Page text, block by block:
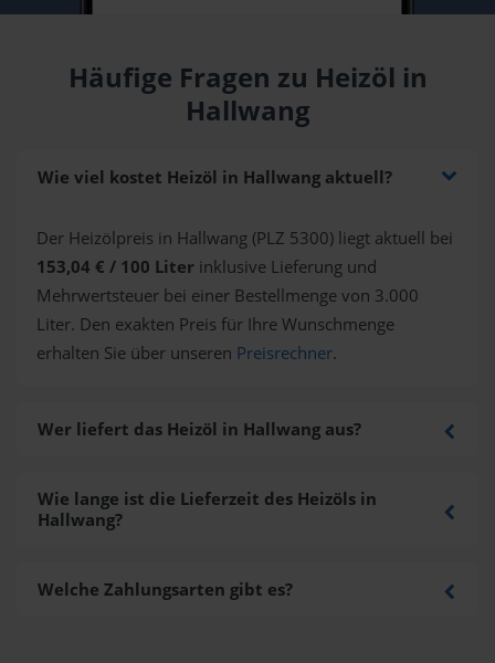
Häufige Fragen zu Heizöl in
Hallwang
Wie viel kostet Heizöl in Hallwang aktuell?
Der Heizölpreis in Hallwang (PLZ 5300) liegt aktuell bei
153,04 € / 100 Liter inklusive Lieferung und
Mehrwertsteuer bei einer Bestellmenge von 3.000
Liter. Den exakten Preis für Ihre Wunschmenge
erhalten Sie über unseren Preisrechner.
Wer liefert das Heizöl in Hallwang aus?
Wie lange ist die Lieferzeit des Heizöls in
Hallwang?
Welche Zahlungsarten gibt es?